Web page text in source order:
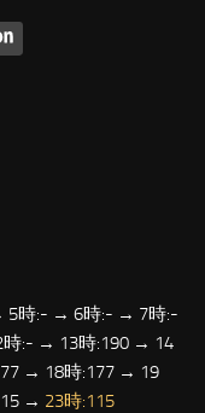
時:- → 6時:- → 7時:-
:- → 13時:190 → 14
→ 18時:177 → 19
→ 23時:115